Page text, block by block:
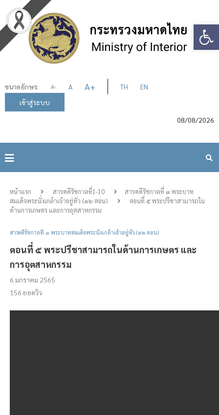
ขนาดอักษร: A- A A+ TH
EN
เข้าสู่ระบบ
08/08/2026
หน้าแรก สารคดีรัชกาลที่1-10
สารคดีรัชกาลที่ ๓ พระบาท
สมเด็จพระนั่งเกล้าเจ้าอยู่หัว (๑๒ ตอน)
ตอนที่ ๕ พระปรีชาสามารถใน
ด้านการเกษตร และการอุตสาหกรรม
สารคดีรัชกาลที่ ๓ พระบาทสมเด็จพระนั่งเกล้าเจ้าอยู่หัว (๑๒ ตอน)
ตอนที่ ๕ พระปรีชาสามารถในด้านการเกษตร และ
การอุตสาหกรรม
6 มกราคม 2565
156 ยอดวิว